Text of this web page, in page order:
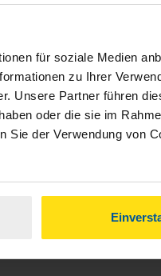
für soziale Medien
zu Ihrer
Unsere Partner führen
oder die sie im
Sie der Verwendung von